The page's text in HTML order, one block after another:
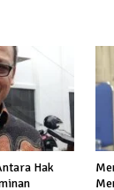
Hak